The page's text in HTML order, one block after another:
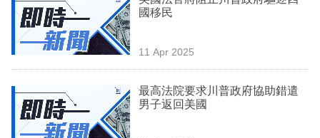
業
科
技
場
國移民
11 Apr 2025
最高法院要求川普政府協助錯遣
男子返回美國